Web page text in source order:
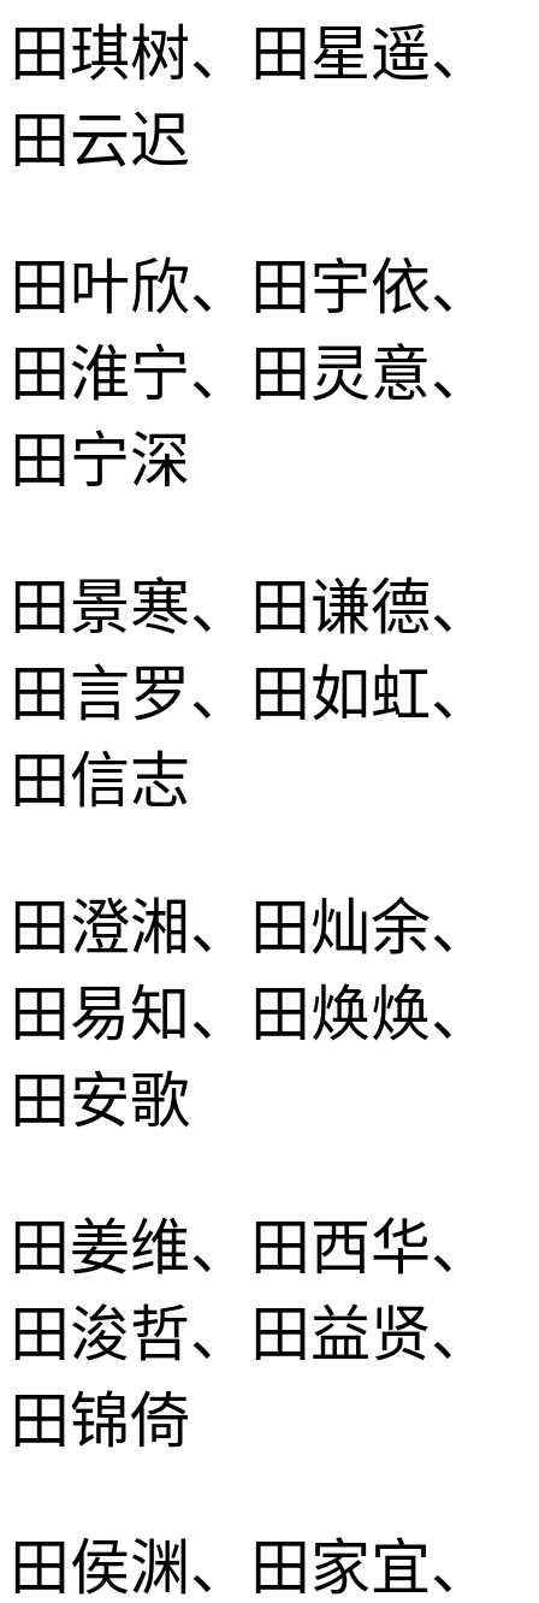
田琪树、田星遥、
田云迟
田叶欣、田宇依、
田淮宁、田灵意、
田宁深
田景寒、田谦德、
田言罗、田如虹、
田信志
田澄湘、田灿余、
田易知、田焕焕、
田安歌
田姜维、田西华、
田浚哲、田益贤、
田锦倚
田侯渊、田家宜、